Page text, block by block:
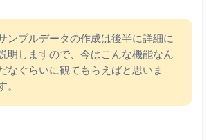
ンプルデータの作成は後半に詳細に
明しますので、今はこんな機能なん
なぐらいに観てもらえばと思いま
。